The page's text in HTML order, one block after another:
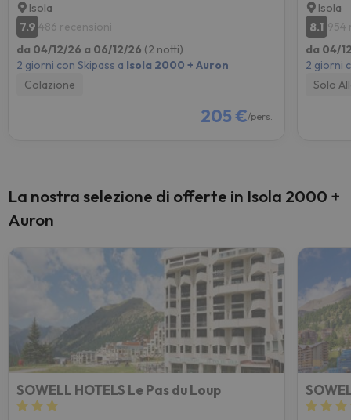
Isola
7.9 486 recensioni
da 04/12/26 a 06/12/26 (2 notti)
2 giorni con Skipass a Isola 2000 + Auron
Colazione
205 €/pers.
Isola
8.1 954
da 04/
2 giorni
Solo
La nostra selezione di offerte in Isola 2000 +
Auron
SOWELL HOTELS Le Pas du Loup